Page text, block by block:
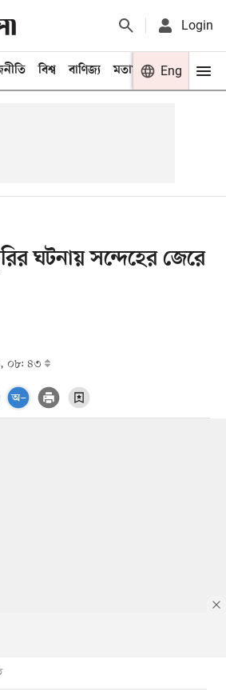
Login
বিশ্ব বাণিজ্য মতামত খেলা
Eng
ঘটনায় সন্দেহের জেরে
০৮: ৪৩